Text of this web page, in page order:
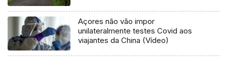
Açores não vão impor
unilateralmente testes Covid aos
viajantes da China (Vídeo)